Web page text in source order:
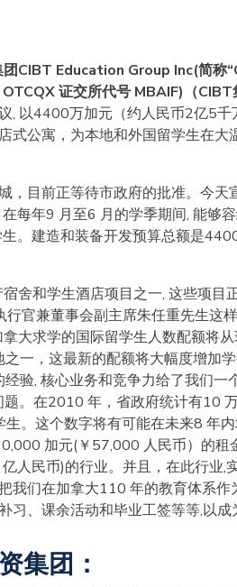
CIBT Education Group Inc(简称
证交所代号 MBAIF)（
, 以4400万加元（约人民币2亿5千
式公寓，为本地和外国留学生在大
，目前正等待市政府的批准。今天
每年9 月至6 月的学季期间, 能够
。建造和装备开发预算总额是
舍和学生酒店项目之一, 这些项目
官兼董事会副主席朱任重先生这
大求学的国际留学生人数配额将
一，这最新的配额将大幅度增加
验, 核心业务和竞争力给了我们一
。在2010 年，省政府统计有10
。这个数字将有可能在未来8 年
加元(￥57,000 人民币）的租
人民币)的行业。并且，在此行业,
我们在加拿大110 年的教育体系作
、课余活动和毕业工签等等,以成
集团：